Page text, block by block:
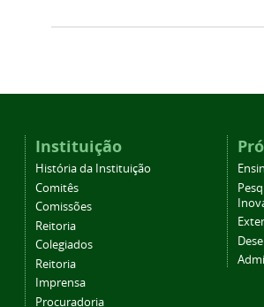
Instituição
História da Instituição
Comitês
Comissões
Reitoria
Colegiados
Reitoria
Imprensa
Procuradoria